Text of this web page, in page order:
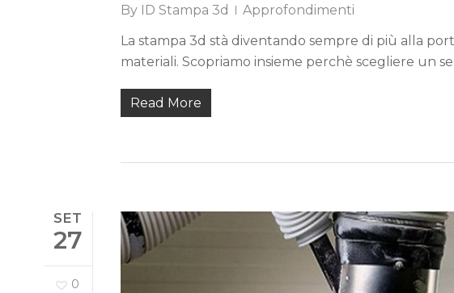
By ID Stampa 3d
Approfondimenti
La stampa 3d stà diventando sempre di più alla
materiali. Scopriamo insieme perchè scegliere un
Read More
SET
27
0